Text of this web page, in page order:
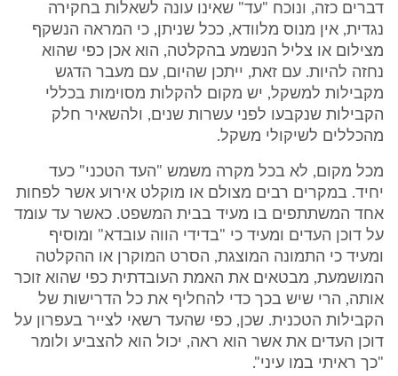
דברים כזה, ונוכח "עד" שאינו עונה לשאלות בחקירה
נגדית, אין מנוס מלוודא, ככל שניתן, כי המראה הנשקף
מצילום או צליל הנשמע בהקלטה, הוא אכן כפי שהוא
נחזה להיות. עם זאת, ייתכן שהיום, עם מעבר הדגש
מקבילות למשקל, יש מקום להקלות מסוימות בכללי
הקבילות שנקבעו לפני עשרות שנים, ולהשאיר חלק
מהכללים לשיקולי משקל.
מכל מקום, לא בכל מקרה משמש "העד הטכני" כעד
יחיד. במקרים רבים מצולם או מוקלט אירוע אשר לפחות
אחד המשתתפים בו מעיד בבית המשפט. כאשר עד עומד
על דוכן העדים ומעיד כי "בדידי הווה עובדא" ומוסיף
ומעיד כי התמונה המוצגת, הסרט המוקרן או ההקלטה
המושמעת, מבטאים את האמת העובדתית כפי שהוא זוכר
אותה, הרי שיש בכך כדי להחליף את כל הדרישות של
הקבילות הטכנית. שכן, כפי שהעד רשאי לצייר בעפרון על
דוכן העדים את אשר הוא ראה, יכול הוא להצביע ולומר
"כך ראיתי במו עיני".